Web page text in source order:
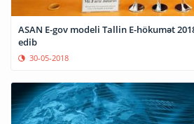
ASAN E-gov modeli Tallin E-hökumət
edib
30-05-2018